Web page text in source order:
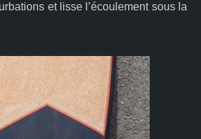
et lisse l’écoulement sous la